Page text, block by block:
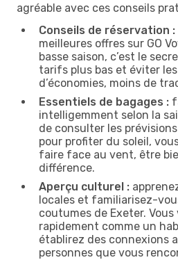
agréable avec ces conseils
Conseils de réservation :
meilleures offres sur GO
basse saison, c’est le
tarifs plus bas et éviter
d’économies, moins de
Essentiels de bagages :
intelligemment selon la
de consulter les
pour profiter du soleil,
faire face au vent, être
différence.
Aperçu culturel :
locales et familiarisez-
coutumes de Exeter.
rapidement comme un
établirez des connexions
personnes que vous